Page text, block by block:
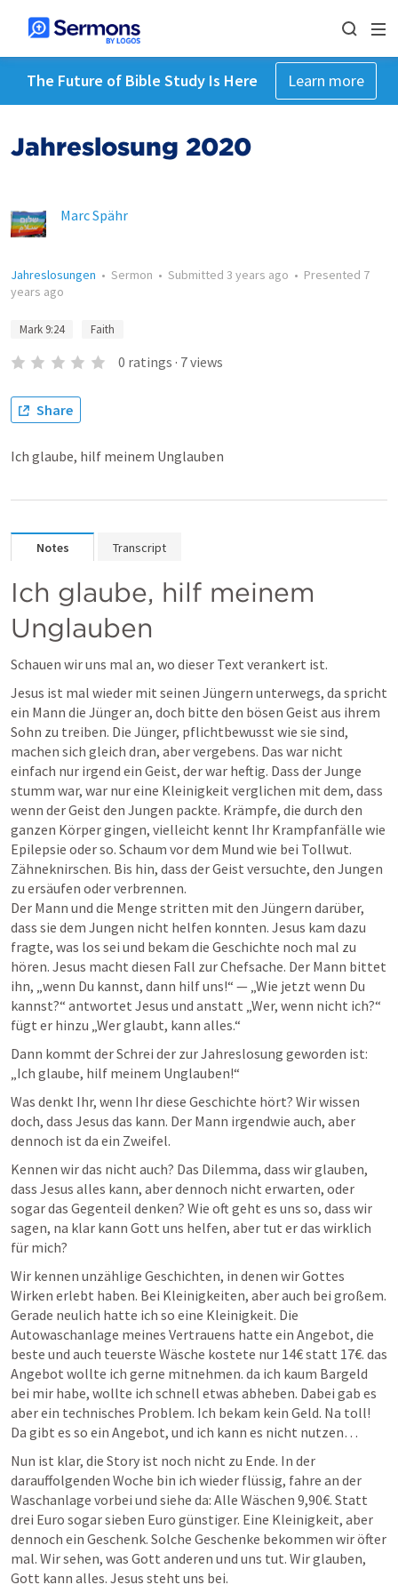
The Future of Bible Study Is Here Learn more
Jahreslosung 2020
Marc Spähr
Jahreslosungen • Sermon • Submitted 3 years ago • Presented 7
years ago
Mark 9:24 Faith
0 ratings · 7views
Share
Ich glaube, hilf meinem Unglauben
Notes Transcript
Ich glaube, hilf meinem
Unglauben
Schauen wir uns mal an, wo dieser Text verankert ist.
Jesus ist mal wieder mit seinen Jüngern unterwegs, da spricht
ein Mann die Jünger an, doch bitte den bösen Geist aus ihrem
Sohn zu treiben. Die Jünger, pflichtbewusst wie sie sind,
machen sich gleich dran, aber vergebens. Das war nicht
einfach nur irgend ein Geist, der war heftig. Dass der Junge
stumm war, war nur eine Kleinigkeit verglichen mit dem, dass
wenn der Geist den Jungen packte. Krämpfe, die durch den
ganzen Körper gingen, vielleicht kennt Ihr Krampfanfälle wie
Epilepsie oder so. Schaum vor dem Mund wie bei Tollwut.
Zähneknirschen. Bis hin, dass der Geist versuchte, den Jungen
zu ersäufen oder verbrennen.
Der Mann und die Menge stritten mit den Jüngern darüber,
dass sie dem Jungen nicht helfen konnten. Jesus kam dazu
fragte, was los sei und bekam die Geschichte noch mal zu
hören. Jesus macht diesen Fall zur Chefsache. Der Mann bittet
ihn, „wenn Du kannst, dann hilf uns!“ — „Wie jetzt wenn Du
kannst?“ antwortet Jesus und anstatt „Wer, wenn nicht ich?“
fügt er hinzu „Wer glaubt, kann alles.“
Dann kommt der Schrei der zur Jahreslosung geworden ist:
„Ich glaube, hilf meinem Unglauben!“
Was denkt Ihr, wenn Ihr diese Geschichte hört? Wir wissen
doch, dass Jesus das kann. Der Mann irgendwie auch, aber
dennoch ist da ein Zweifel.
Kennen wir das nicht auch? Das Dilemma, dass wir glauben,
dass Jesus alles kann, aber dennoch nicht erwarten, oder
sogar das Gegenteil denken? Wie oft geht es uns so, dass wir
sagen, na klar kann Gott uns helfen, aber tut er das wirklich
für mich?
Wir kennen unzählige Geschichten, in denen wir Gottes
Wirken erlebt haben. Bei Kleinigkeiten, aber auch bei großem.
Gerade neulich hatte ich so eine Kleinigkeit. Die
Autowaschanlage meines Vertrauens hatte ein Angebot, die
beste und auch teuerste Wäsche kostete nur 14€ statt 17€. das
Angebot wollte ich gerne mitnehmen. da ich kaum Bargeld
bei mir habe, wollte ich schnell etwas abheben. Dabei gab es
aber ein technisches Problem. Ich bekam kein Geld. Na toll!
Da gibt es so ein Angebot, und ich kann es nicht nutzen…
Nun ist klar, die Story ist noch nicht zu Ende. In der
darauffolgenden Woche bin ich wieder flüssig, fahre an der
Waschanlage vorbei und siehe da: Alle Wäschen 9,90€. Statt
drei Euro sogar sieben Euro günstiger. Eine Kleinigkeit, aber
dennoch ein Geschenk. Solche Geschenke bekommen wir öfter
mal. Wir sehen, was Gott anderen und uns tut. Wir glauben,
Gott kann alles. Jesus steht uns bei.